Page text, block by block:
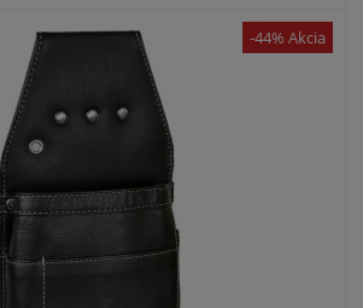
-44% Akcia